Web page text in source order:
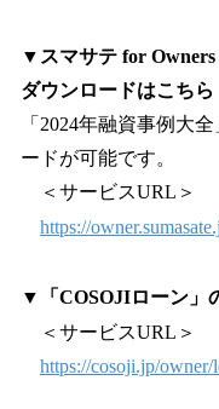
▼スマサテ for Owners
ダウンロードはこちら
「2024年融資事例大
ードが可能です。
＜サービスURL＞
https://
▼「COSOJIローン」
＜サービスURL＞
https://cosoji.jp/owner/